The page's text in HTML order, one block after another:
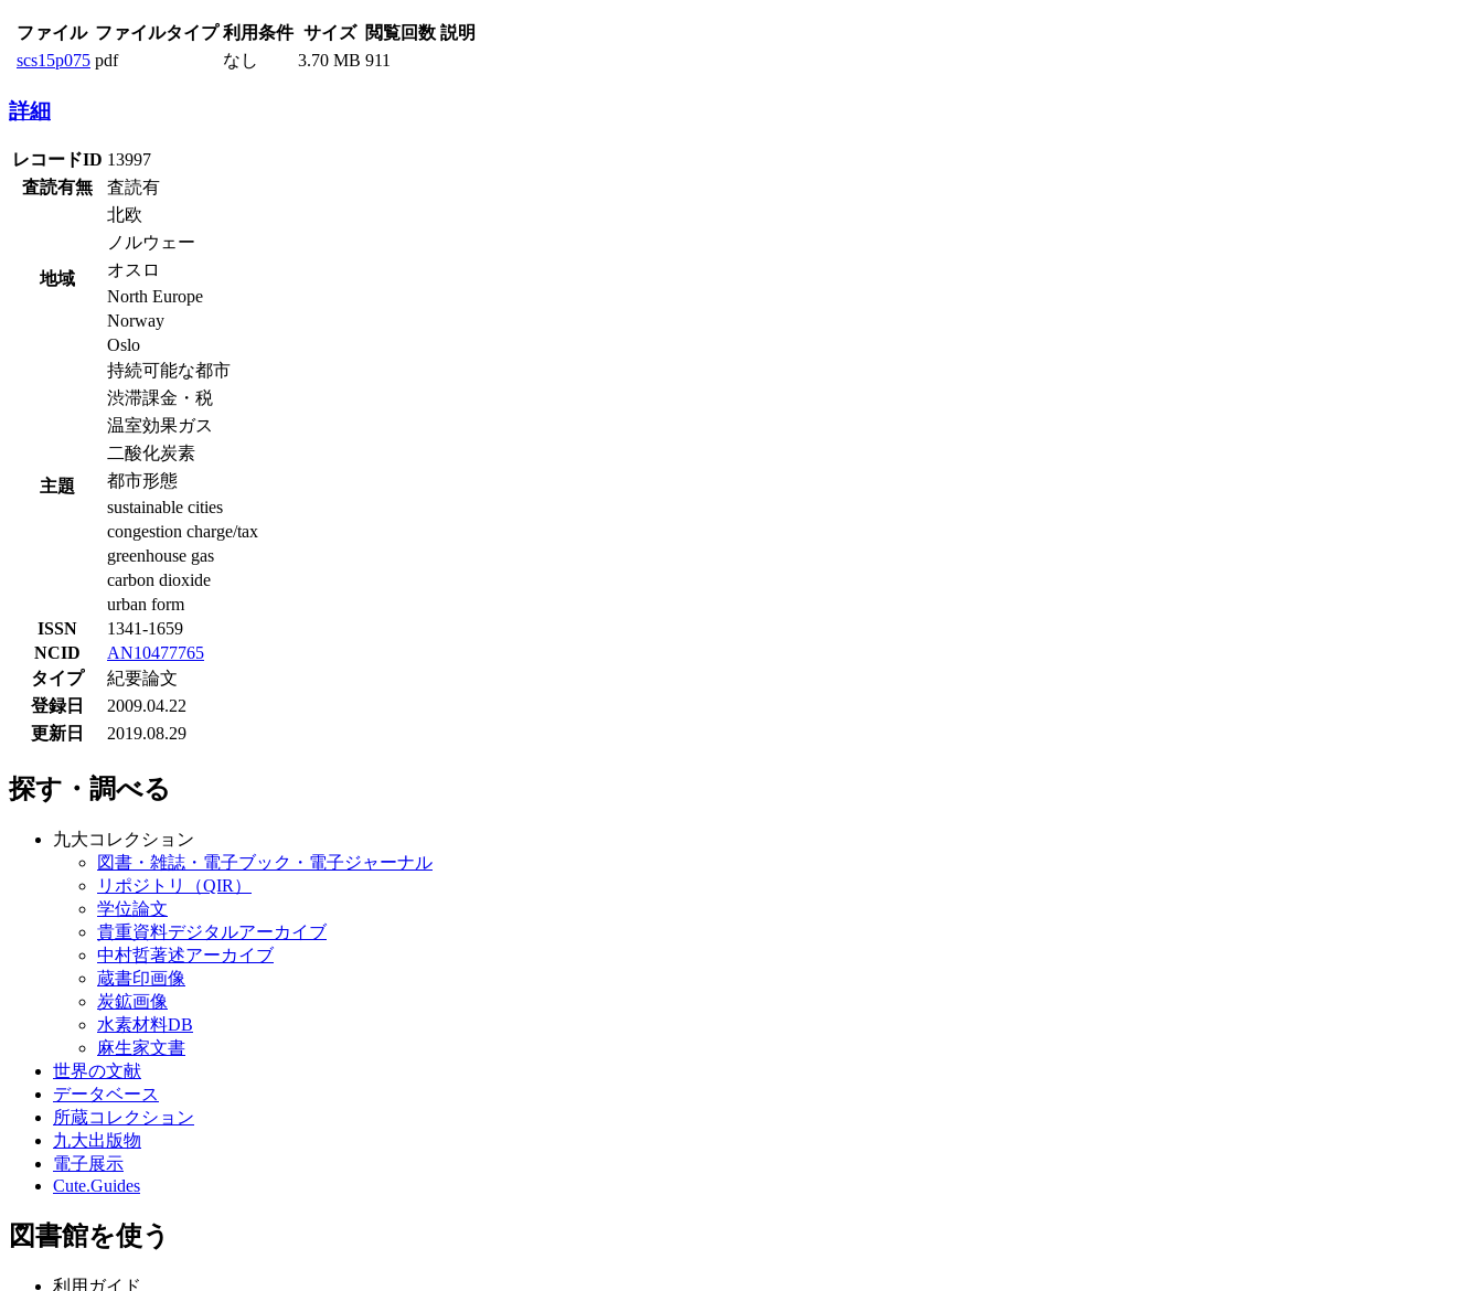
ファイル ファイルタイプ 利用条件 サイズ 閲覧回数 説明
scs15p075 pdf なし 3.70 MB 911
詳細
レコードID 13997
査読有無
査読有
地域
北欧
ノルウェー
オスロ
North Europe
Norway
Oslo
主題
持続可能な都市
渋滞課金・税
温室効果ガス
二酸化炭素
都市形態
sustainable cities
congestion charge/tax
greenhouse gas
carbon dioxide
urban form
ISSN
1341-1659
NCID
AN10477765
タイプ
紀要論文
登録日
2009.04.22
更新日
2019.08.29
探す・調べる
九大コレクション
図書・雑誌・電子ブック・電子ジャーナル
リポジトリ（QIR）
学位論文
貴重資料デジタルアーカイブ
中村哲著述アーカイブ
蔵書印画像
炭鉱画像
水素材料DB
麻生家文書
世界の文献
データベース
所蔵コレクション
九大出版物
電子展示
Cute.Guides
図書館を使う
利用ガイド